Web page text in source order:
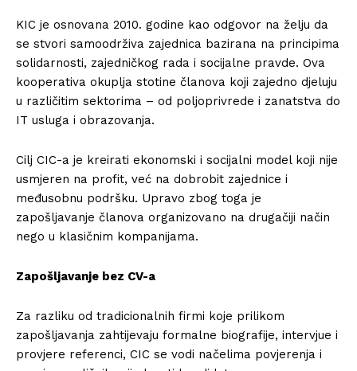
KIC je osnovana 2010. godine kao odgovor na želju da
se stvori samoodrživa zajednica bazirana na principima
solidarnosti, zajedničkog rada i socijalne pravde. Ova
kooperativa okuplja stotine članova koji zajedno djeluju
u različitim sektorima – od poljoprivrede i zanatstva do
IT usluga i obrazovanja.
Cilj CIC-a je kreirati ekonomski i socijalni model koji nije
usmjeren na profit, već na dobrobit zajednice i
međusobnu podršku. Upravo zbog toga je
zapošljavanje članova organizovano na drugačiji način
nego u klasičnim kompanijama.
Zapošljavanje bez CV-a
Za razliku od tradicionalnih firmi koje prilikom
zapošljavanja zahtijevaju formalne biografije, intervjue i
provjere referenci, CIC se vodi načelima povjerenja i